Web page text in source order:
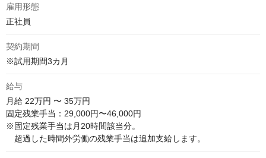
雇用形態
正社員
契約期間
※試用期間3カ月
給与
月給 22万円 〜 35万円
固定残業手当：29,000円〜46,000円
※固定残業手当は月20時間該当分。
超過した時間外労働の残業手当は追加支給します。